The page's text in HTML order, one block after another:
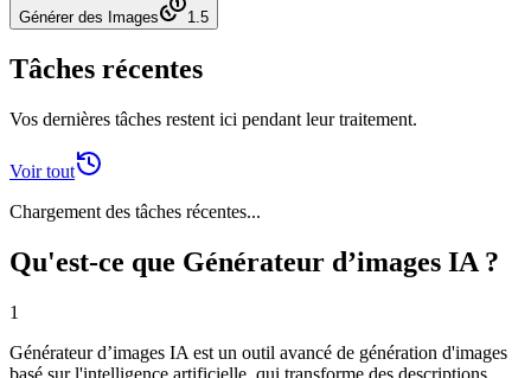
Générer des Images 1.5
Tâches récentes
Vos dernières tâches restent ici pendant leur traitement.
Voir tout
Chargement des tâches récentes...
Qu'est-ce que Générateur d’images IA ?
1
Générateur d’images IA est un outil avancé de génération d'images
basé sur l'intelligence artificielle, qui transforme des descriptions